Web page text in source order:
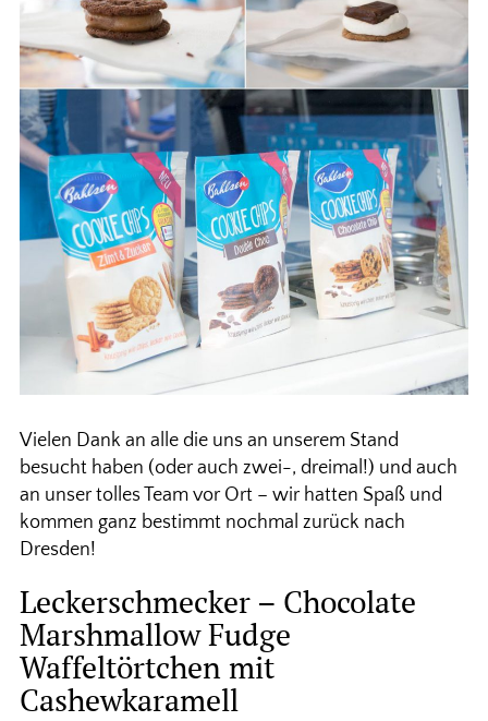
Vielen Dank an alle die uns an unserem Stand
besucht haben (oder auch zwei-, dreimal!) und auch
an unser tolles Team vor Ort – wir hatten Spaß und
kommen ganz bestimmt nochmal zurück nach
Dresden!
Leckerschmecker – Chocolate
Marshmallow Fudge
Waffeltörtchen mit
Cashewkaramell